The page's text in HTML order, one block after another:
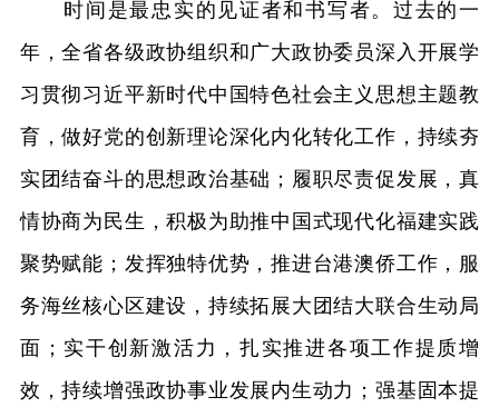
时间是最忠实的见证者和书写者。过去的一
年，全省各级政协组织和广大政协委员深入开展学
习贯彻习近平新时代中国特色社会主义思想主题教
育，做好党的创新理论深化内化转化工作，持续夯
实团结奋斗的思想政治基础；履职尽责促发展，真
情协商为民生，积极为助推中国式现代化福建实践
聚势赋能；发挥独特优势，推进台港澳侨工作，服
务海丝核心区建设，持续拓展大团结大联合生动局
面；实干创新激活力，扎实推进各项工作提质增
效，持续增强政协事业发展内生动力；强基固本提